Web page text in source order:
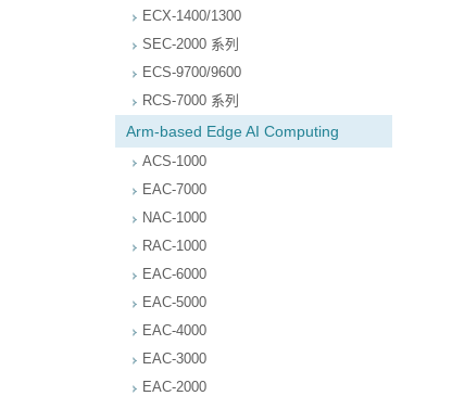
ECX-1400/1300
SEC-2000 系列
ECS-9700/9600
RCS-7000 系列
Arm-based Edge AI Computing
ACS-1000
EAC-7000
NAC-1000
RAC-1000
EAC-6000
EAC-5000
EAC-4000
EAC-3000
EAC-2000